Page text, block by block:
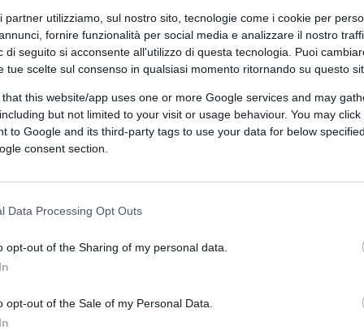
partner utilizziamo, sul nostro sito, tecnologie come i cookie per
fornire funzionalità per social media e analizzare il nostro
di seguito si acconsente all'utilizzo di questa tecnologia. Puoi
tue scelte sul consenso in qualsiasi momento ritornando su questo
that this website/app uses one or more Google services and may
but not limited to your visit or usage behaviour. You may
to Google and its third-party tags to use your data for below
consent section.
Data Processing Opt Outs
opt-out of the Sharing of my personal data.
opt-out of the Sale of my Personal Data.
di Adolf Hitler, manifesto del
i rischi e le tremende degenerazioni
a dare agli studenti invasati una solida
e giustificare i loro berci. Se i risultati
gli occhi di tutti, ritengo opportuno
antisemite che infiammano gli
culturale.
sono decisamente traballanti;
affinché divengano ammissibili. Non
almeno che abbiano un qualche